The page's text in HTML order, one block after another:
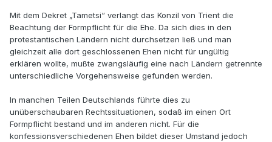
Mit dem Dekret „Tametsi“ verlangt das Konzil von Trient die
Beachtung der Formpflicht für die Ehe. Da sich dies in den
protestantischen Ländern nicht durchsetzen ließ und man
gleichzeit alle dort geschlossenen Ehen nicht für ungültig
erklären wollte, mußte zwangsläufig eine nach Ländern getrennte
unterschiedliche Vorgehensweise gefunden werden.
In manchen Teilen Deutschlands führte dies zu
unüberschaubaren Rechtssituationen, sodaß im einen Ort
Formpflicht bestand und im anderen nicht. Für die
konfessionsverschiedenen Ehen bildet dieser Umstand jedoch